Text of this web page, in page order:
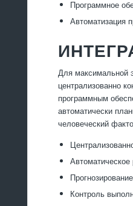
Программное
Автоматизация
Для максимальной
централизованно
программным
автоматически
человеческий
Контроль